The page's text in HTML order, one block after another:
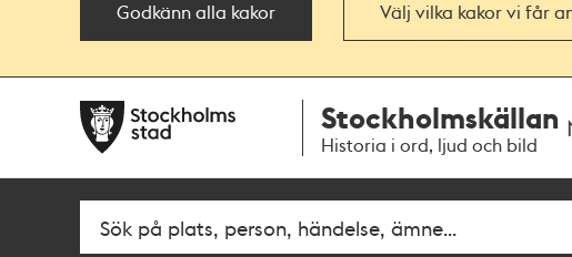
Godkänn alla kakor Välj vilka kakor vi får
navigationen
huvudinnehållet
Stockholmskällan
Historia i ord, ljud och bild
Fritextsök